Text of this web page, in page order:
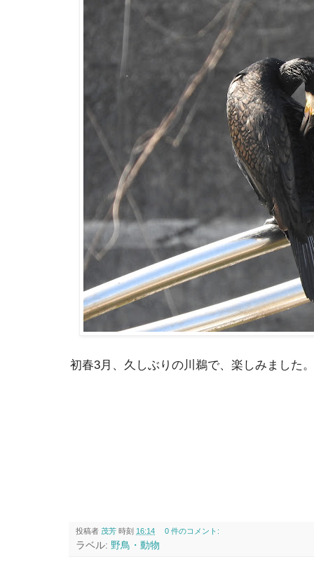
初春3月、久しぶりの川鵜で、楽しみました。
投稿者 茂芳 時刻 16:14 0 件のコメント:
ラベル: 野鳥・動物